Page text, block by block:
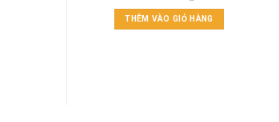
THÊM VÀO GIỎ HÀNG